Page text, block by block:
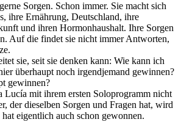
Sorgen. Schon immer. Sie macht sich
ihre Ernährung, Deutschland, ihre
und ihren Hormonhaushalt. Ihre Sorgen
Auf die findet sie nicht immer Antworten,
sie, seit sie denken kann: Wie kann ich
überhaupt noch irgendjemand gewinnen?
gewinnen?
Lucía mit ihrem ersten Soloprogramm nicht
der dieselben Sorgen und Fragen hat, wird
eigentlich auch schon gewonnen.